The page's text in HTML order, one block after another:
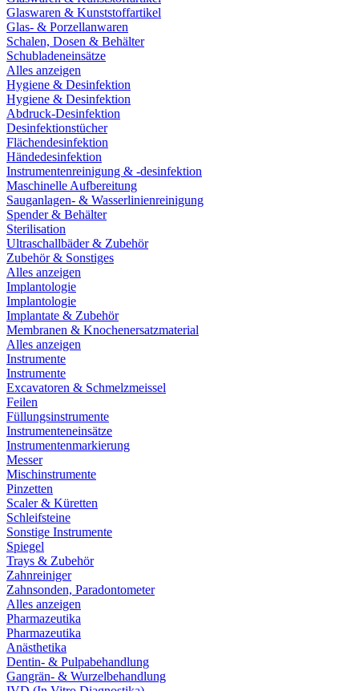
Glaswaren & Kunststoffartikel
Glas- & Porzellanwaren
Schalen, Dosen & Behälter
Schubladeneinsätze
Alles anzeigen
Hygiene & Desinfektion
Hygiene & Desinfektion
Abdruck-Desinfektion
Desinfektionstücher
Flächendesinfektion
Händedesinfektion
Instrumentenreinigung & -desinfektion
Maschinelle Aufbereitung
Sauganlagen- & Wasserlinienreinigung
Spender & Behälter
Sterilisation
Ultraschallbäder & Zubehör
Zubehör & Sonstiges
Alles anzeigen
Implantologie
Implantologie
Implantate & Zubehör
Membranen & Knochenersatzmaterial
Alles anzeigen
Instrumente
Instrumente
Excavatoren & Schmelzmeissel
Feilen
Füllungsinstrumente
Instrumenteneinsätze
Instrumentenmarkierung
Messer
Mischinstrumente
Pinzetten
Scaler & Küretten
Schleifsteine
Sonstige Instrumente
Spiegel
Trays & Zubehör
Zahnreiniger
Zahnsonden, Paradontometer
Alles anzeigen
Pharmazeutika
Pharmazeutika
Anästhetika
Dentin- & Pulpabehandlung
Gangrän- & Wurzelbehandlung